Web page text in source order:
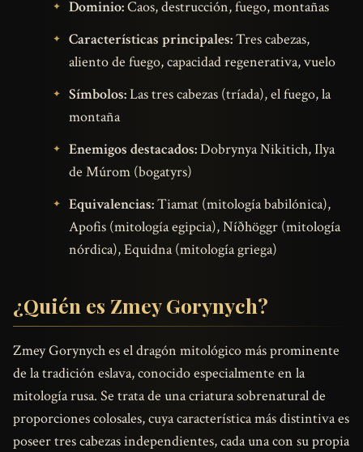
Dominio:Caos, destrucción, fuego, montañas
Características principales:Tres cabezas,
aliento de fuego, capacidad regenerativa, vuelo
Símbolos:Las tres cabezas (tríada), el fuego, la
montaña
Enemigos destacados:Dobrynya Nikitich, Ilya
de Múrom (bogatyrs)
Equivalencias:Tiamat (mitología babilónica),
Apofis (mitología egipcia), Níðhöggr (mitología
nórdica), Equidna (mitología griega)
¿Quién es Zmey Gorynych?
Zmey Gorynych es el dragón mitológico más prominente
de la tradición eslava, conocido especialmente en la
mitología rusa. Se trata de una criatura sobrenatural de
proporciones colosales, cuya característica más distintiva es
poseer tres cabezas independientes, cada una con su propia